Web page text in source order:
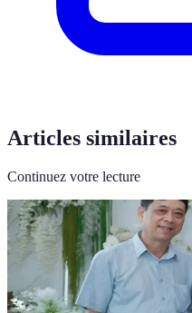
Articles similaires
Continuez votre lecture